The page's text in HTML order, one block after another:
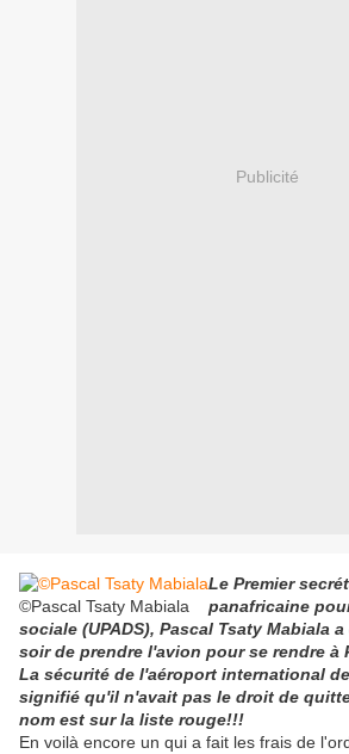
Publicité
©Pascal Tsaty Mabiala
Le Premier
panafricaine
sociale (UPADS), Pascal Tsaty Mabiala
soir de prendre l'avion pour se rendre à
La sécurité de l'aéroport international
signifié qu'il n'avait pas le droit de
nom est sur la liste rouge!!!
En voilà encore un qui a fait les frais de